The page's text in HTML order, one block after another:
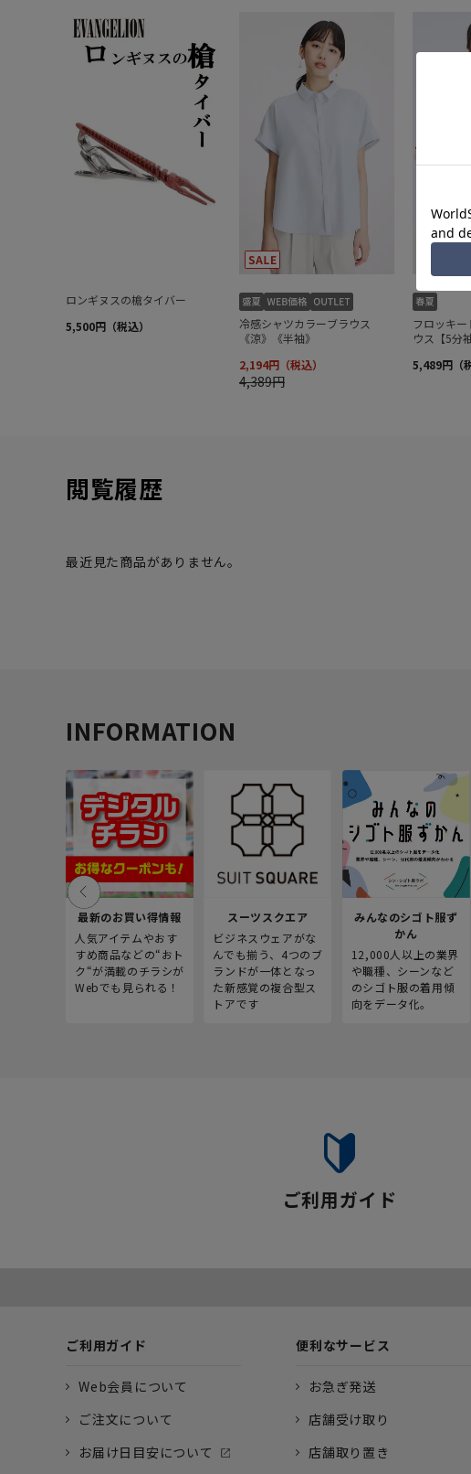
閲覧履歴
最近見た商品がありません。
INFORMATION
最新のお買い得情報
人気アイテムやおす
すめ商品などの“おト
ク“が満載のチラシが
Webでも見られる！
スーツスクエア
ビジネスウェアがな
んでも揃う、4つのブ
ランドが一体となっ
た新感覚の複合型ス
トアです
みんなのシゴト服ず
かん
12,000人以上の業界
や職種、シーンなど
のシゴト服の着用傾
向をデータ化。
ご利用ガイド
ご利用ガイド
Web会員について
ご注文について
お届け日目安について
便利なサービス
お急ぎ発送
店舗受け取り
店舗取り置き